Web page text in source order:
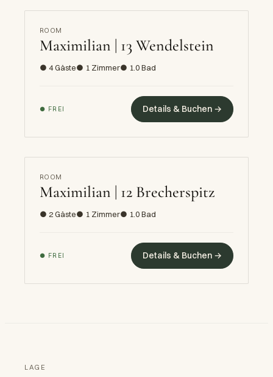
ROOM
Maximilian | 13 Wendelstein
● 4 Gäste● 1 Zimmer● 1.0 Bad
● FREI Details & Buchen →
ROOM
Maximilian | 12 Brecherspitz
● 2 Gäste● 1 Zimmer● 1.0 Bad
● FREI Details & Buchen →
LAGE